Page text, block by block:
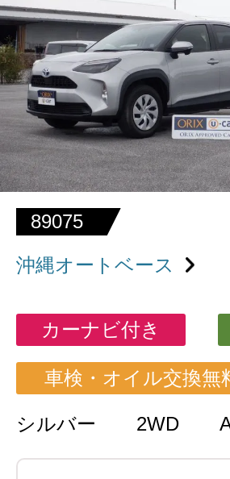
89075
沖縄オートベース
カーナビ付き
車検・オイル交換無
シルバー 2WD